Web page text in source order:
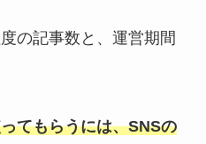
の記事数と、運営期間
てもらうには、SNSの